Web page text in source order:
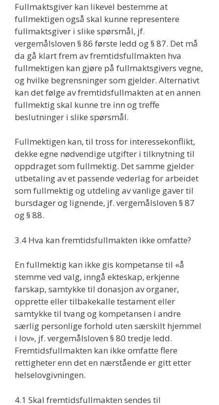
Fullmaktsgiver kan likevel bestemme at
fullmektigen også skal kunne representere
fullmaktsgiver i slike spørsmål, jf.
vergemålsloven § 86 første ledd og § 87. Det må
da gå klart frem av fremtidsfullmakten hva
fullmektigen kan gjøre på fullmaktsgivers vegne,
og hvilke begrensninger som gjelder. Alternativt
kan det følge av fremtidsfullmakten at en annen
fullmektig skal kunne tre inn og treffe
beslutninger i slike spørsmål.
Fullmektigen kan, til tross for interessekonflikt,
dekke egne nødvendige utgifter i tilknytning til
oppdraget som fullmektig. Det samme gjelder
utbetaling av et passende vederlag for arbeidet
som fullmektig og utdeling av vanlige gaver til
bursdager og lignende, jf. vergemålsloven § 87
og § 88.
3.4 Hva kan fremtidsfullmakten ikke omfatte?
En fullmektig kan ikke gis kompetanse til «å
stemme ved valg, inngå ekteskap, erkjenne
farskap, samtykke til donasjon av organer,
opprette eller tilbakekalle testament eller
samtykke til tvang og kompetansen i andre
særlig personlige forhold uten særskilt hjemmel
i lov», jf. vergemålsloven § 80 tredje ledd.
Fremtidsfullmakten kan ikke omfatte flere
rettigheter enn det en nærstående er gitt etter
helselovgivningen.
4.1 Skal fremtidsfullmakten sendes til